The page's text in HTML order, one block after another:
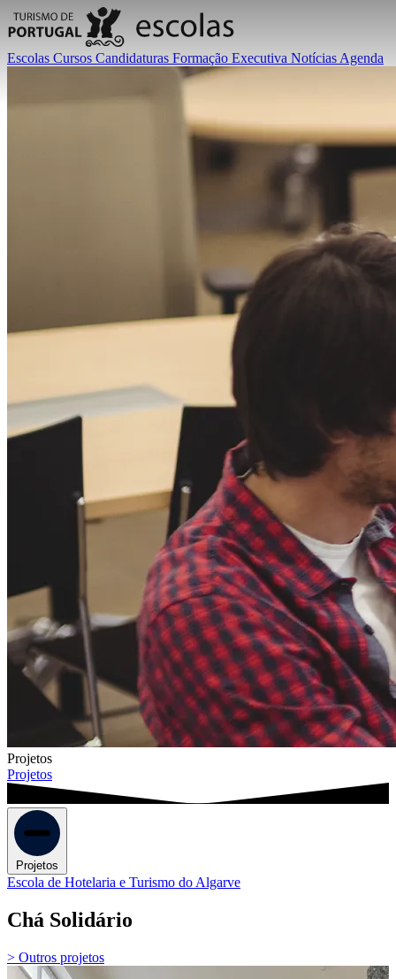
Escolas Cursos Candidaturas Formação Executiva Notícias Agenda
Projetos
Projetos
Projetos
Escola de Hotelaria e Turismo do Algarve
Chá Solidário
> Outros projetos